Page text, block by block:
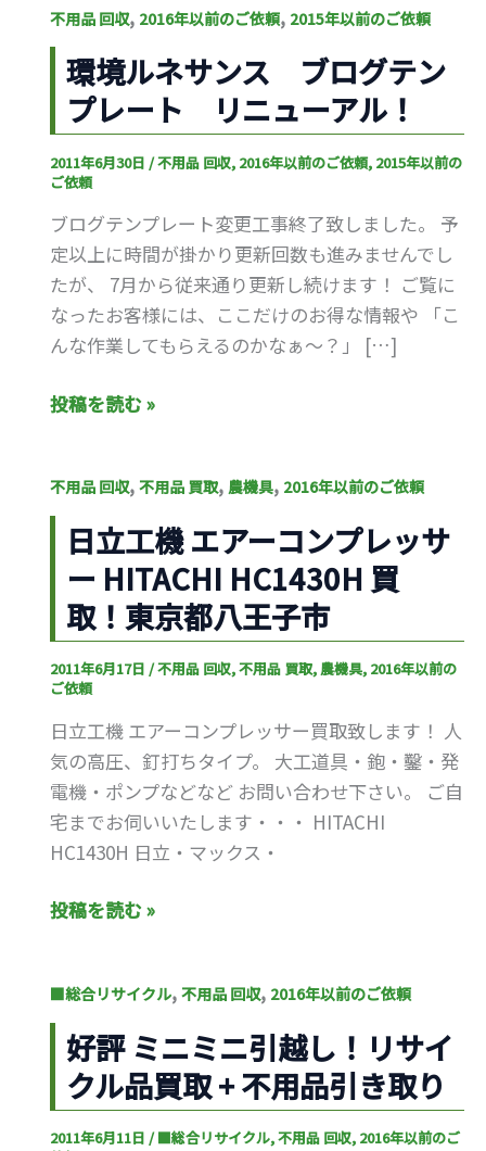
不用品 回収, 2016年以前のご依頼, 2015年以前のご依頼
環境ルネサンス ブログテン
プレート リニューアル！
2011年6月30日 /不用品 回収, 2016年以前のご依頼, 2015年以前の
ご依頼
ブログテンプレート変更工事終了致しました。 予
定以上に時間が掛かり更新回数も進みませんでし
たが、 7月から従来通り更新し続けます！ ご覧に
なったお客様には、ここだけのお得な情報や 「こ
んな作業してもらえるのかなぁ～？」 […]
環
境
ル
サ
ン
ス
ブ
ロ
グ
テ
ン
レ
リ
投稿を読む »
不用品 回収, 不用品 買取, 農機具, 2016年以前のご依頼
日立工機 エアーコンプレッサ
ー HITACHI HC1430H 買
取！東京都八王子市
2011年6月17日 /不用品 回収,不用品 買取, 農機具, 2016年以前の
ご依頼
日立工機 エアーコンプレッサー買取致します！ 人
気の高圧、釘打ちタイプ。 大工道具・鉋・鑿・発
電機・ポンプなどなど お問い合わせ下さい。 ご自
宅までお伺いいたします・・・ HITACHI
HC1430H 日立・マックス・
日
立
ア
ー
コ
ン
プ
レ
ッ
サ
HITACHI
取！
東
投稿を読む »
■総合リサイクル, 不用品 回収, 2016年以前のご依頼
好評 ミニミニ引越し！リサイ
クル品買取 + 不用品引き取り
2011年6月11日 /■総合リサイクル,不用品 回収, 2016年以前のご
好
評
ミ
ニ